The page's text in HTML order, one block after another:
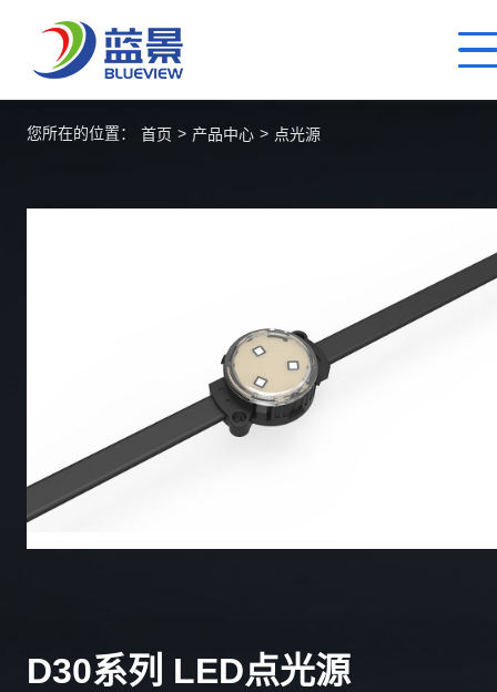
您所在的位置： 首页 > 产品中心 > 点光源
D30系列 LED点光源